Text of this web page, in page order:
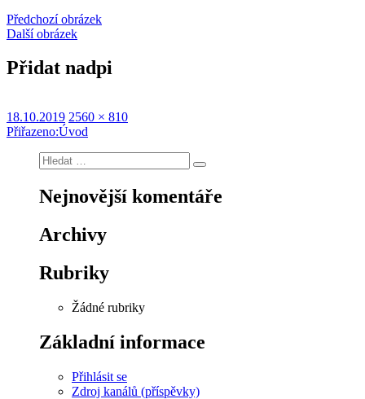
Předchozí obrázek
Další obrázek
Přidat nadpi
Publikováno:
18.10.2019 Původní
velikost:
2560 × 810
Navigace
Přiřazeno:Úvod
Hledat:
Hledání
Nejnovější komentáře
Archivy
Rubriky
Žádné rubriky
Základní informace
Přihlásit se
Zdroj kanálů (příspěvky)